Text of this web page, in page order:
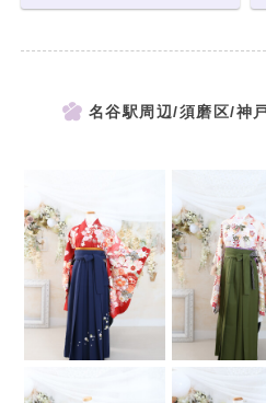
名谷駅周辺/須磨区/神